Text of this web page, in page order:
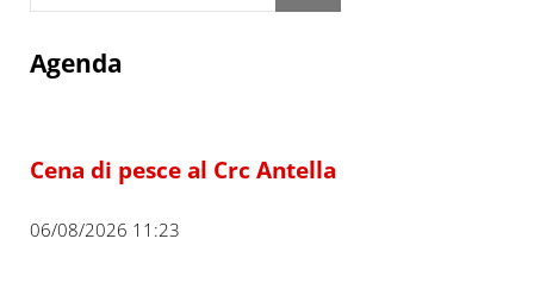
Agenda
Cena di pesce al Crc Antella
06/08/2026 11:23